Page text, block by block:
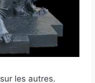
les autres.